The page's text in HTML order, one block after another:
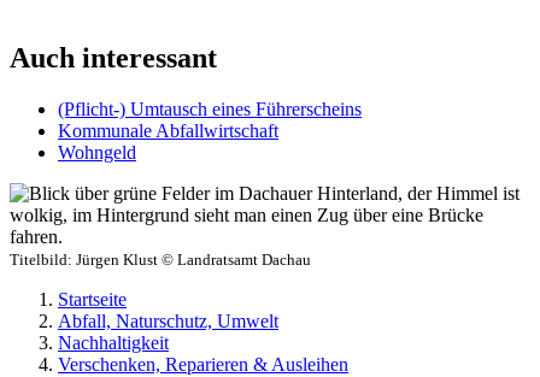
Auch interessant
(Pflicht-) Umtausch eines Führerscheins
Kommunale Abfallwirtschaft
Wohngeld
Titelbild: Jürgen Klust © Landratsamt Dachau
Startseite
Abfall, Naturschutz, Umwelt
Nachhaltigkeit
Verschenken, Reparieren & Ausleihen